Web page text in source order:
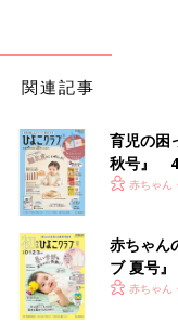
関連記事
育児の困
秋号』 4
いっぱい
赤ちゃん
赤ちゃん
ブ 夏号
く！ お
赤ちゃん